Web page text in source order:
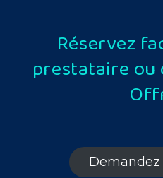
Réservez
prestataire ou
Demandez